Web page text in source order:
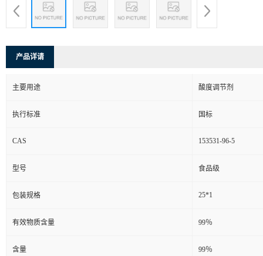
产品详请
主要用途 酸度调节剂
执行标准 国标
CAS 153531-96-5
型号 食品级
包装规格 25*1
有效物质含量 99％
含量 99％